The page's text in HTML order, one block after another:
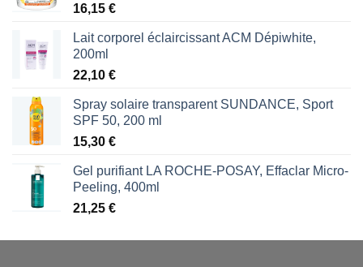
16,15 €
Lait corporel éclaircissant ACM Dépiwhite,
200ml
22,10 €
Spray solaire transparent SUNDANCE, Sport
SPF 50, 200 ml
15,30 €
Gel purifiant LA ROCHE-POSAY, Effaclar Micro-
Peeling, 400ml
21,25 €